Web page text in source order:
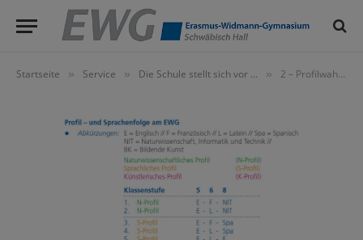
Startseite » Service » Die Schule stellt sich vor ... » 2 – Profilwahl am Erasmus-Widmann-Gymnasium